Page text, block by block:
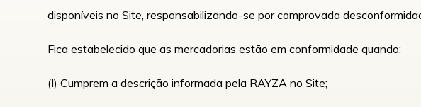
disponíveis no Site, responsabilizando-se por comprovada
Fica estabelecido que as mercadorias estão em conformidade quando:
(I) Cumprem a descrição informada pela RAYZA no Site;